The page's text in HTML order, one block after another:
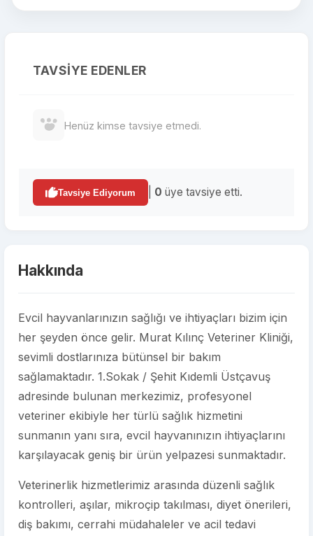
TAVSIYE EDENLER
Henüz kimse tavsiye etmedi.
Tavsiye Ediyorum 0 üye tavsiye etti.
Hakkında
Evcil hayvanlarınızın sağlığı ve ihtiyaçları bizim için
her şeyden önce gelir. Murat Kılınç Veteriner Kliniği,
sevimli dostlarınıza bütünsel bir bakım
sağlamaktadır. 1.Sokak / Şehit Kıdemli Üstçavuş
adresinde bulunan merkezimiz, profesyonel
veteriner ekibiyle her türlü sağlık hizmetini
sunmanın yanı sıra, evcil hayvanınızın ihtiyaçlarını
karşılayacak geniş bir ürün yelpazesi sunmaktadır.
Veterinerlik hizmetlerimiz arasında düzenli sağlık
kontrolleri, aşılar, mikroçip takılması, diyet önerileri,
diş bakımı, cerrahi müdahaleler ve acil tedavi